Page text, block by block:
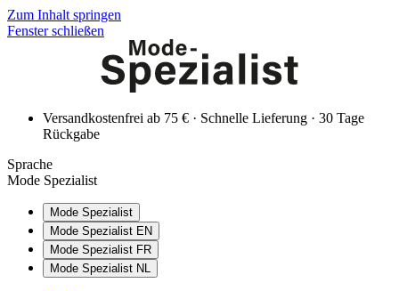
Zum Inhalt springen
Fenster schließen
Versandkostenfrei ab 75 € · Schnelle Lieferung · 30 Tage
Rückgabe
Sprache
Mode Spezialist
Mode Spezialist
Mode Spezialist EN
Mode Spezialist FR
Mode Spezialist NL